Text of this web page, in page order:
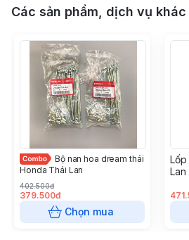
Các sản phẩm, dịch vụ khác
Bộ nan hoa dream thái
Honda Thái Lan
402.500đ
379.500đ
Chọn mua
Lan